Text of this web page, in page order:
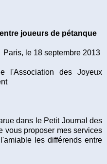
joueurs de pétanque
Paris, le 18 septembre 2013
l'Association des Joyeux
dans le Petit Journal des
vous proposer mes services
les différends entre